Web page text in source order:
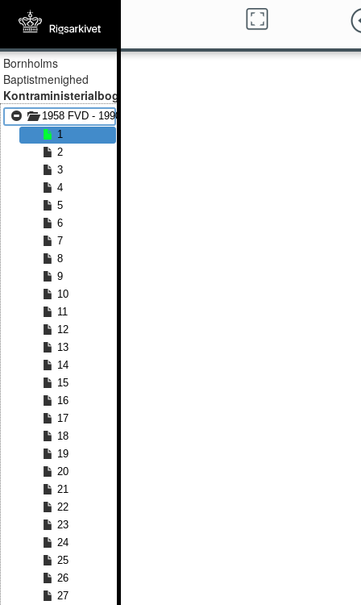
Bornholms
Baptistmenighed
Kontraministerialbog
1958 FVD - 1990 FVD
1
2
3
4
5
6
7
8
9
10
11
12
13
14
15
16
17
18
19
20
21
22
23
24
25
26
27